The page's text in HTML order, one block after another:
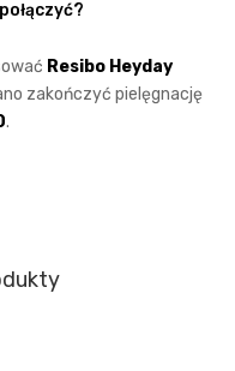
Resibo Heyday
zakończyć pielęgnację
.